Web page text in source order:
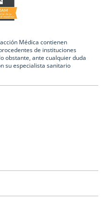
Médica contienen
de instituciones
obstante, ante cualquier duda
su especialista sanitario